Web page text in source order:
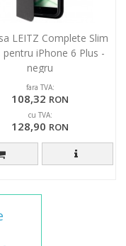
LEITZ Complete Slim
pentru iPhone 6 Plus -
negru
fara TVA:
108,32 RON
cu TVA:
128,90 RON